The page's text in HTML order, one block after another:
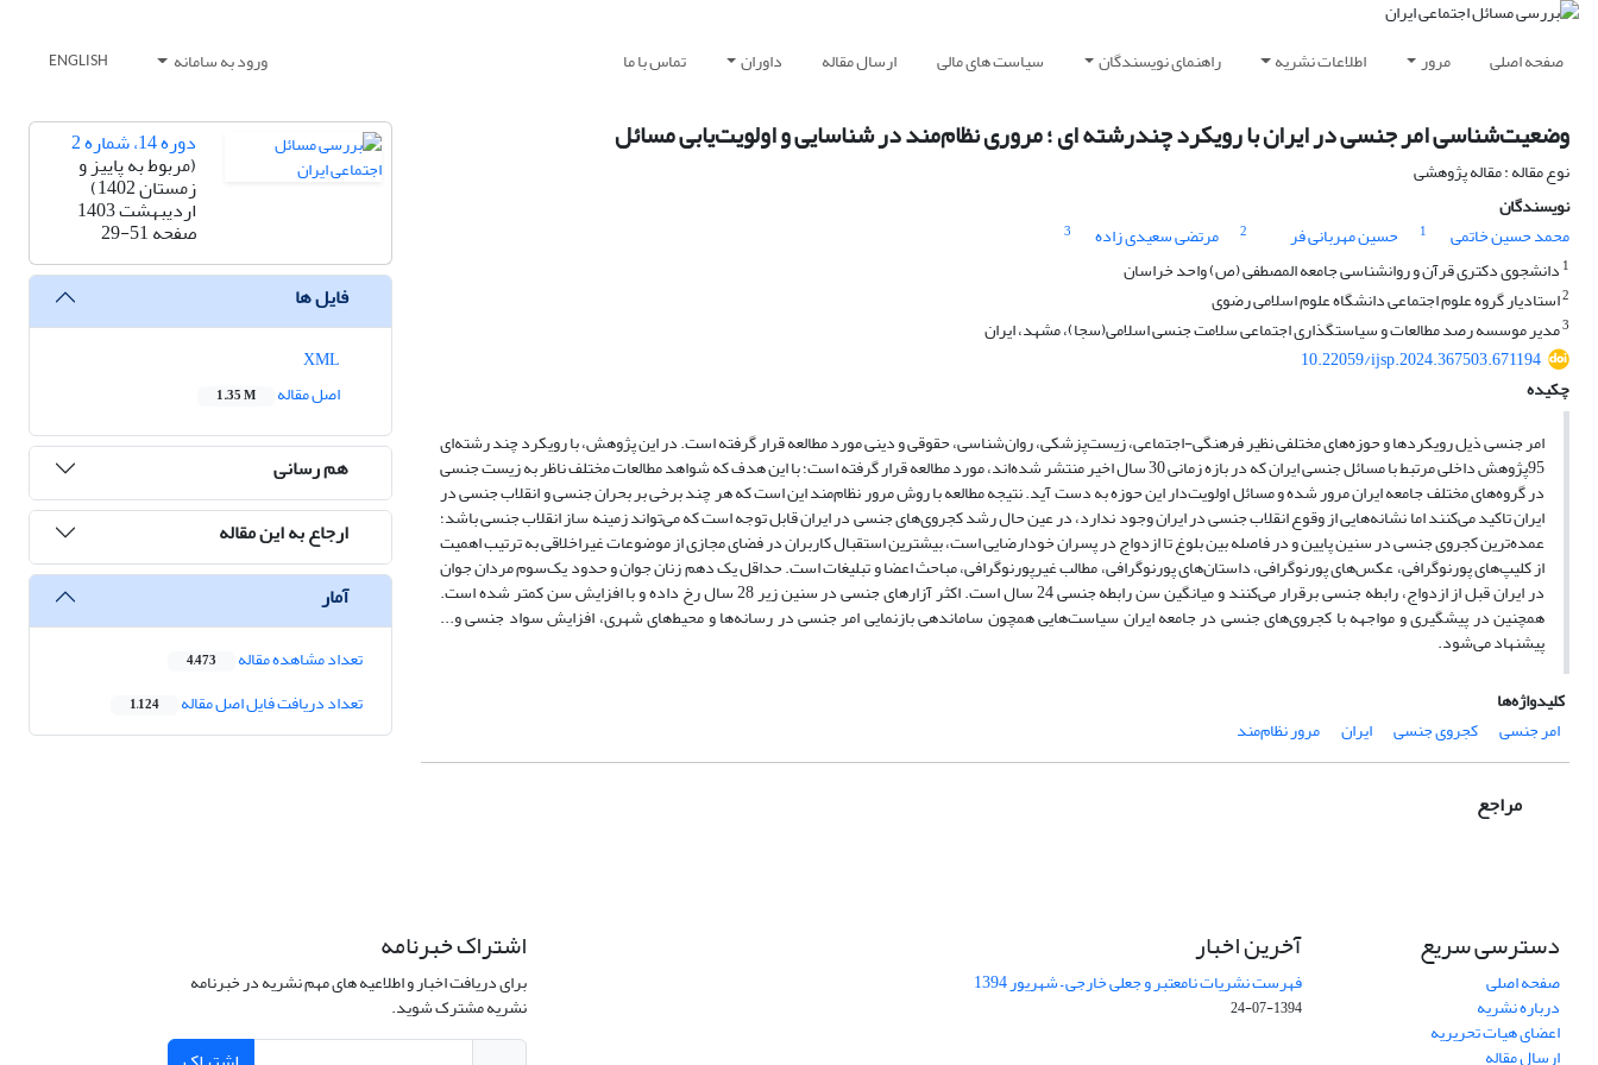
صفحه اصلی مرور اطلاعات نشریه راهنمای نویسندگان سیاست های مالی ارسال مقاله داوران تماس با ما ورود به سامانه ENGLISH
وضعیت‌شناسی امر جنسی در ایران با رویکرد چندرشته ای ؛ مروری نظام‌مند در شناسایی و اولویت‌یابی مسائل
نوع مقاله : مقاله پژوهشی
نویسندگان
محمد حسین خاتمی
1 حسین مهربانی فر 2 مرتضی سعیدی زاده
3
1 دانشجوی دکتری قرآن و روانشناسی جامعه المصطفی (ص) واحد خراسان
2استادیار گروه علوم اجتماعی دانشگاه علوم اسلامی رضوی
3مدیر موسسه رصد مطالعات و سیاستگذاری اجتماعی سلامت جنسی اسلامی(سجا)، مشهد، ایران
10.22059/ijsp.2024.367503.671194
چکیده
امر جنسی ذیل رویکردها و حوزه‌های مختلفی نظیر فرهنگی-اجتماعی، زیست‌پزشکی، روان‌شناسی، حقوقی و دینی مورد مطالعه قرار گرفته است. در این پژوهش، با رویکرد چند رشته‌ای
95پژوهش‌ داخلی مرتبط با مسائل جنسی ایران که در بازه زمانی 30 سال اخیر منتشر شده‌اند، مورد مطالعه قرار گرفته است؛ با این هدف که شواهد مطالعات مختلف ناظر به زیست جنسی
در گروه‌های مختلف جامعه ایران مرور شده و مسائل اولویت‌دار این حوزه به دست آید. نتیجه مطالعه با روش مرور نظام‌مند این است که هر چند برخی بر بحران جنسی و انقلاب جنسی در
ایران تاکید می‌کنند اما نشانه‌هایی از وقوع انقلاب جنسی در ایران وجود ندارد، در عین حال رشد کجروی‌های جنسی در ایران قابل توجه است که می‌تواند زمینه ساز انقلاب جنسی باشد؛
عمده‌ترین کجروی جنسی در سنین پایین و در فاصله بین بلوغ تا ازدواج در پسران خودارضایی است، بیشترین استقبال کاربران در فضای مجازی از موضوعات غیراخلاقی به ترتیب اهمیت
از کلیپ‌های پورنوگرافی، عکس‌های پورنوگرافی، داستان‌های پورنوگرافی، مطالب غیرپورنوگرافی، مباحث اعضا و تبلیغات است. حداقل یک‌ دهم زنان جوان و حدود یک‌سوم مردان جوان
در ایران قبل از ازدواج، رابطه جنسی برقرار می‌کنند و میانگین سن رابطه جنسی 24 سال است. اکثر آزارهای جنسی در سنین زیر 28 سال رخ داده و با افزایش سن کمتر شده است.
همچنین در پیشگیری و مواجهه با کجروی‌های جنسی در جامعه ایران سیاست‌هایی همچون ساماندهی بازنمایی امر جنسی در رسانه‌ها و محیط‌های شهری، افزایش سواد جنسی و...
پیشنهاد می‌شود.
کلیدواژه‌ها
امر جنسی
کجروی جنسی ایران مرور نظام‌مند
مراجع
دوره 14، شماره 2
(مربوط به پاییز و
زمستان 1402)
اردیبهشت 1403
صفحه29-51
فایل ها
اصل مقاله
1.35 M
هم رسانی
ارجاع به این مقاله
آمار
تعداد مشاهده مقاله 4,473
تعداد دریافت فایل اصل مقاله 1,124
دسترسی سریع
صفحه اصلی
درباره نشریه
اعضای هیات تحریریه
ارسال مقاله
آخرین اخبار
فهرست نشریات نامعتبر و جعلی خارجی – شهریور 1394
1394-07-24
اشتراک خبرنامه
برای دریافت اخبار و اطلاعیه های مهم نشریه در خبرنامه
نشریه مشترک شوید.